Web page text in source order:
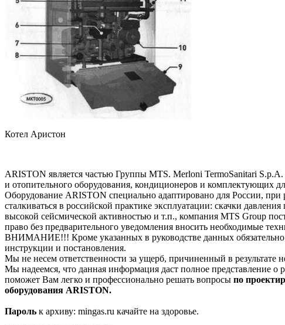
Котел Аристон
ARISTON является частью Группы MTS. Merloni TermoSanitari
и отопительного оборудования, кондиционеров и комплектующих
Оборудование ARISTON специально адаптировано для России,
сталкиваться в российской практике эксплуатации: скачки
высокой сейсмической активностью и т.п., компания MTS Group
право без предварительного уведомления вносить необходимые
ВНИМАНИЕ!!! Кроме указанных в руководстве данных обязательно
инструкции и постановления.
Мы не несем ответственности за ущерб, причиненный в результате
Мы надеемся, что данная информация даст полное представление о
поможет Вам легко и профессионально решать вопросы по
оборудования ARISTON.
Пароль к архиву: mingas.ru качайте на здоровье.